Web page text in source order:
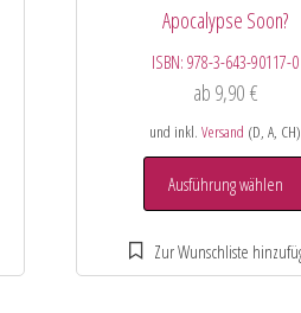
Apocalypse Soon?
ISBN:978-3-643-90117-0
ab 9,90 €
und inkl.Versand (D, A, CH)
Ausführung wählen